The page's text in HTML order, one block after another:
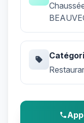
sell
phone